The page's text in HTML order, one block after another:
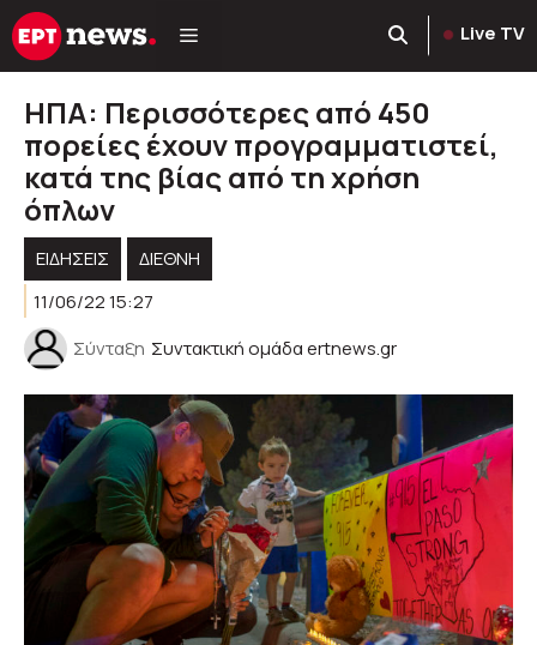
Μετάβαση
σε
Live TV
ΗΠΑ: Περισσότερες από 450
πορείες έχουν προγραμματιστεί,
κατά της βίας από τη χρήση
όπλων
ΕΙΔΗΣΕΙΣ
ΔΙΕΘΝΗ
11/06/22 15:27
Σύνταξη Συντακτική ομάδα ertnews.gr